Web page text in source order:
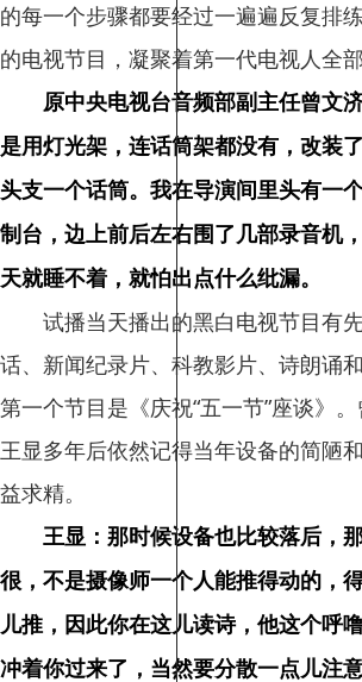
的每一个步骤都要经过一遍遍反复排
的电视节目，凝聚着第一代电视人全部
原中央电视台音频部副主任曾文
是用灯光架，连话筒架都没有，改装
头支一个话筒。我在导演间里头有一
制台，边上前后左右围了几部录音机
天就睡不着，就怕出点什么纰漏。
试播当天播出的黑白电视节目有
话、新闻纪录片、科教影片、诗朗诵
第一个节目是《庆祝“五一节”座谈》
王显多年后依然记得当年设备的简陋
益求精。
王显：那时候设备也比较落后，
很，不是摄像师一个人能推得动的，
儿推，因此你在这儿读诗，他这个呼
冲着你过来了，当然要分散一点儿注意